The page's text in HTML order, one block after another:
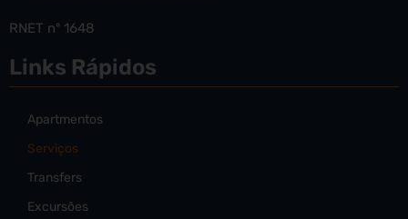
RNET nº 1648
Links Rápidos
Apartmentos
Serviços
Transfers
Excursões